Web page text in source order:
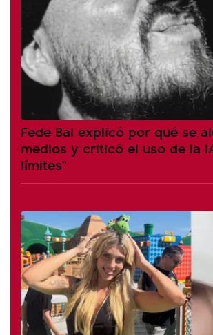
Fede Bal explicó por qué se
medios y criticó el uso de la
límites"